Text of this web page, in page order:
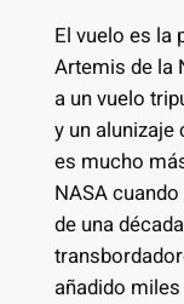
El vuelo es la
Artemis de la
a un vuelo
y un alunizaje
es mucho
NASA
de una
añadido